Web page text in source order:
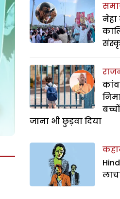
नेहा
जाना भी छुड़वा दिया